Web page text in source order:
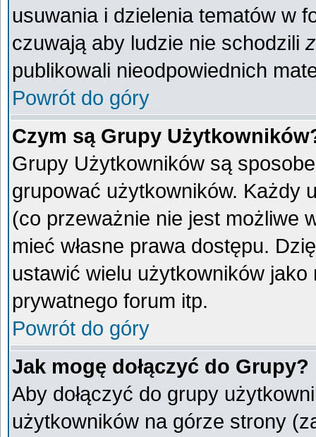
usuwania i dzielenia tematów w
czuwają aby ludzie nie schodzili
publikowali nieodpowiednich
Powrót do góry
Czym są Grupy
Grupy Użytkowników są
grupować użytkowników. Każdy
(co przeważnie nie jest możliwe
mieć własne prawa dostępu.
ustawić wielu użytkowników
prywatnego forum itp.
Powrót do góry
Jak mogę dołączyć do Grupy?
Aby dołączyć do grupy
użytkowników na górze strony